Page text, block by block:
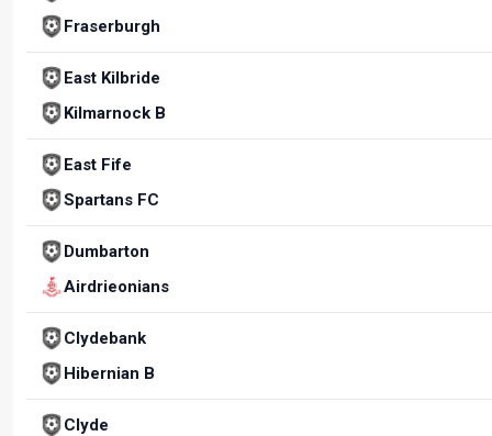
Fraserburgh
East Kilbride
Kilmarnock B
East Fife
Spartans FC
Dumbarton
Airdrieonians
Clydebank
Hibernian B
Clyde